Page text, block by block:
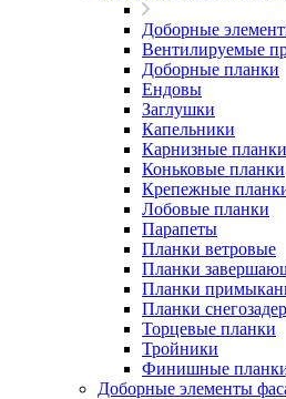
Доборные
Вентилируемые
Доборные планки
Ендовы
Заглушки
Капельники
Карнизные планки
Коньковые планки
Крепежные
Лобовые планки
Парапеты
Планки ветровые
Планки
Планки
Планки
Торцевые планки
Тройники
Финишные
Доборные элементы